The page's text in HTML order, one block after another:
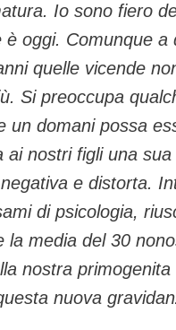
Io sono fiero
è oggi. Comunque a
quelle vicende
Si preoccupa
un domani possa
ai nostri figli una sua
e distorta.
di psicologia,
la media del 30
nostra primogenita
nuova